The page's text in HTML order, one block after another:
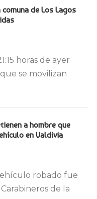
de Los Lagos
horas de ayer
se movilizan
a hombre que
en Valdivia
robado fue
de la